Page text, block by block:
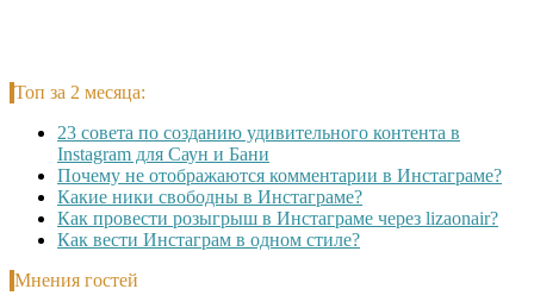
Топ за 2 месяца:
23 совета по созданию удивительного контента в
Instagram для Саун и Бани
Почему не отображаются комментарии в Инстаграме?
Какие ники свободны в Инстаграме?
Как провести розыгрыш в Инстаграме через lizaonair?
Как вести Инстаграм в одном стиле?
Мнения гостей